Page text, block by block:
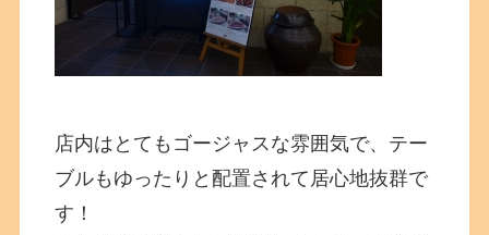
店内はとてもゴージャスな雰囲気で、テー
ブルもゆったりと配置されて居心地抜群で
す！